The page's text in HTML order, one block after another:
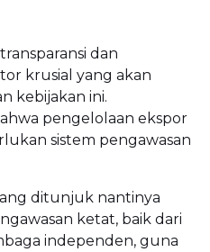
dan
krusial yang akan
kebijakan ini.
pengelolaan ekspor
sistem pengawasan
ditunjuk nantinya
ketat, baik dari
independen, guna